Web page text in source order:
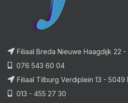
Filiaal Breda Nieuwe Haagdijk 22 -
076 543 60 04
Filiaal Tilburg Verdiplein 13 - 5049
013 - 455 27 30